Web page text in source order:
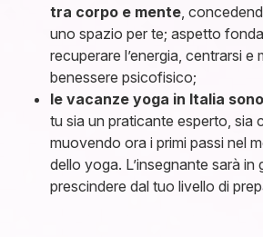
tra corpo e mente ,
uno spazio per te; aspetto
recuperare l’energia, centrarsi e
benessere psicofisico;
le vacanze yoga in Italia
tu sia un praticante esperto, sia
muovendo ora i primi passi nel
dello yoga. L’insegnante sarà in
prescindere dal tuo livello di